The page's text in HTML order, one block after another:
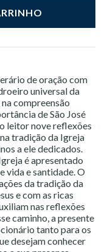
de oração com
universal da
compreensão
de São José
leitor nove reflexões
tradição da Igreja
a ele dedicados.
é apresentado
vida e santidade. O
da tradição da
e com as ricas
nas reflexões
caminho, a presente
tanto para os
desejam conhecer